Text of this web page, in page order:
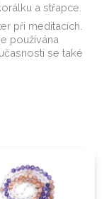
a střapce.
při meditacích.
používána
se také